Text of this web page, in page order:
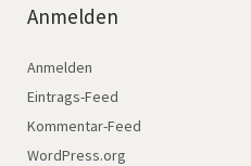
Anmelden
Anmelden
Eintrags-Feed
Kommentar-Feed
WordPress.org